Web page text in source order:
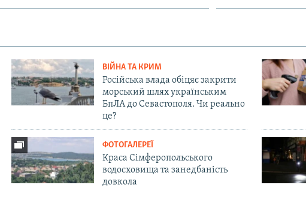
ВІЙНА ТА КРИМ
Російська влада обіцяє закрити
морський шлях українським
БпЛА до Севастополя. Чи реально
це?
ФОТОГАЛЕРЕЇ
Краса Сімферопольського
водосховища та занедбаність
довкола